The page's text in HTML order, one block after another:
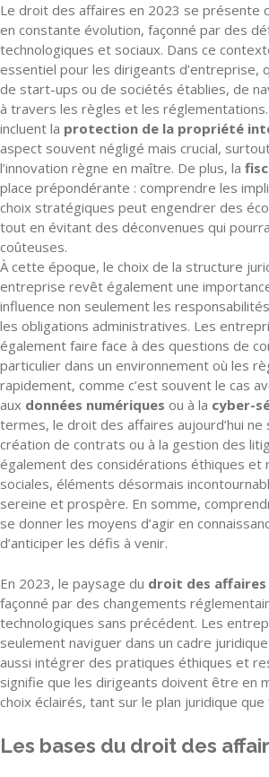
Le droit des affaires en 2023 se présente
en constante évolution, façonné par des
technologiques et sociaux. Dans ce
essentiel pour les dirigeants d’entreprise,
de start-ups ou de sociétés établies, de
à travers les règles et les réglementations.
incluent la protection de la propriété
aspect souvent négligé mais crucial,
l’innovation règne en maître. De plus, la
place prépondérante : comprendre les
choix stratégiques peut engendrer des
tout en évitant des déconvenues qui
coûteuses.
À cette époque, le choix de la structure
entreprise revêt également une
influence non seulement les
les obligations administratives. Les
également faire face à des questions de
particulier dans un environnement où les
rapidement, comme c’est souvent le cas
aux données numériques ou à la cyber-
termes, le droit des affaires aujourd’hui ne
création de contrats ou à la gestion des
également des considérations éthiques et
sociales, éléments désormais
sereine et prospère. En somme,
se donner les moyens d’agir en
d’anticiper les défis à venir.
En 2023, le paysage du droit des affaires
façonné par des changements
technologiques sans précédent. Les
seulement naviguer dans un cadre
aussi intégrer des pratiques éthiques et
signifie que les dirigeants doivent être en
choix éclairés, tant sur le plan juridique que
Les bases du droit des